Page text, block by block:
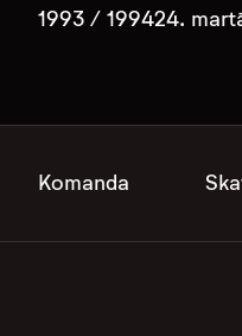
1993 / 199424.
Komanda